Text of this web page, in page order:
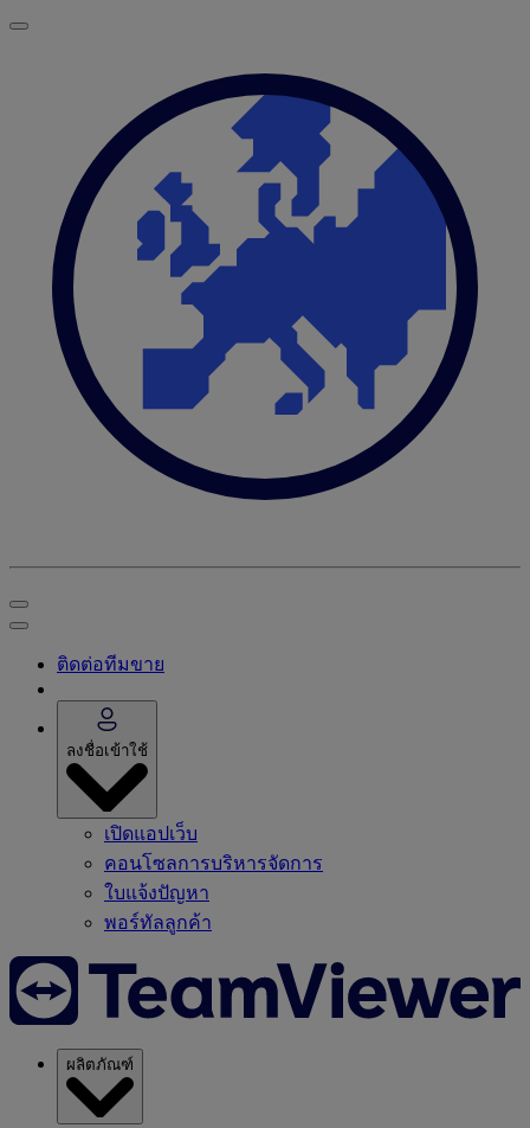
ติดต่อทีมขาย
ลงชื่อเข้าใช้
เปิดแอปเว็บ
คอนโซลการบริหารจัดการ
ใบแจ้งปัญหา
พอร์ทัลลูกค้า
ผลิตภัณฑ์